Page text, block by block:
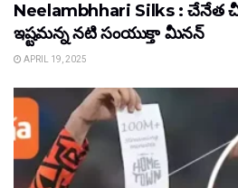
Neelambhhari Silks : చేనేత
ఇష్టమన్న నటి సంయుక్తా మీనన్‌
APRIL 19, 2025